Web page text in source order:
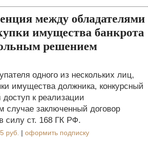
между обладателями
имущества банкрота
решением
одного из нескольких лиц,
имущества должника, конкурсный
к реализации
случае заключенный договор
силу ст. 168 ГК РФ.
руб. | оформить подписку